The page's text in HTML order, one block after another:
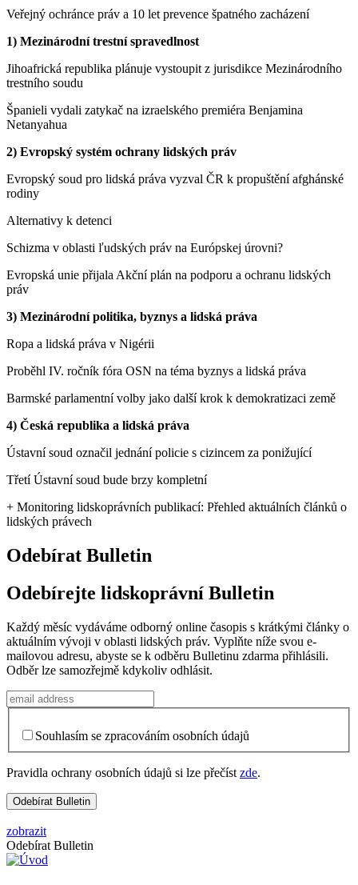
Veřejný ochránce práv a 10 let prevence špatného zacházení
1) Mezinárodní trestní spravedlnost
Jihoafrická republika plánuje vystoupit z jurisdikce Mezinárodního
trestního soudu
Španieli vydali zatykač na izraelského premiéra Benjamina
Netanyahua
2) Evropský systém ochrany lidských práv
Evropský soud pro lidská práva vyzval ČR k propuštění afghánské
rodiny
Alternativy k detenci
Schizma v oblasti ľudských práv na Európskej úrovni?
Evropská unie přijala Akční plán na podporu a ochranu lidských
práv
3) Mezinárodní politika, byznys a lidská práva
Ropa a lidská práva v Nigérii
Proběhl IV. ročník fóra OSN na téma byznys a lidská práva
Barmské parlamentní volby jako další krok k demokratizaci země
4) Česká republika a lidská práva
Ústavní soud označil jednání policie s cizincem za ponižující
Třetí Ústavní soud bude brzy kompletní
+ Monitoring lidskoprávních publikací: Přehled aktuálních článků o
lidských právech
Odebírat Bulletin
Odebírejte lidskoprávní Bulletin
Každý měsíc vydáváme odborný online časopis s krátkými články o
aktuálním vývoji v oblasti lidských práv. Vyplňte níže svou e-
mailovou adresu, abyste se k odběru Bulletinu zdarma přihlásili.
Odběr lze samozřejmě kdykoliv odhlásit.
Souhlasím se zpracováním osobních údajů
Pravidla ochrany osobních údajů si lze přečíst zde.
zobrazit
Odebírat Bulletin